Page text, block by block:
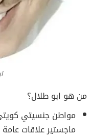
من هو ابو طلال؟
ماجستير علاقات عامة